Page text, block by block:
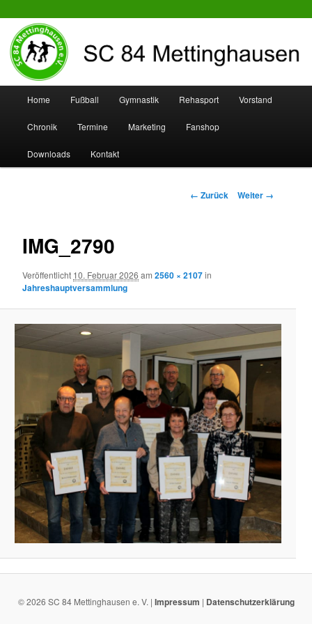
SC 84 Mettinghausen
Zum
Inhalt
wechseln
Zum
sekundären
Inhalt
Home Fußball Gymnastik Rehasport Vorstand
Chronik Termine Marketing Fanshop
Downloads Kontakt
Bilder-
← Zurück Weiter →
IMG_2790
Veröffentlicht 10. Februar 2026 am2560 × 2107in
Jahreshauptversammlung
© 2026 SC 84 Mettinghausen e. V. | Impressum | Datenschutzerklärung